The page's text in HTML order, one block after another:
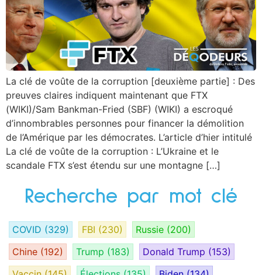
La clé de voûte de la corruption [deuxième partie] : Des
preuves claires indiquent maintenant que FTX
(WIKI)/Sam Bankman-Fried (SBF) (WIKI) a escroqué
d’innombrables personnes pour financer la démolition
de l’Amérique par les démocrates. L’article d’hier intitulé
La clé de voûte de la corruption : L’Ukraine et le
scandale FTX s’est étendu sur une montagne […]
Recherche par mot clé
COVID (329) FBI (230) Russie (200)
Chine (192) Trump (183) Donald Trump (153)